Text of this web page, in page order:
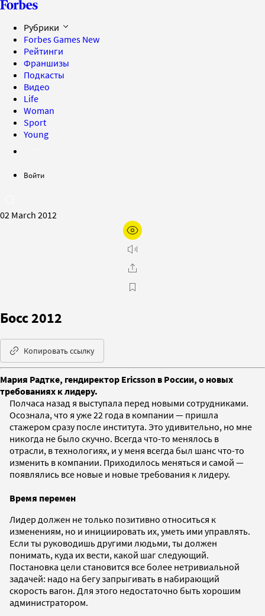
Рубрики
Forbes Games New
Рейтинги
Франшизы
Подкасты
Видео
Life
Woman
Sport
Young
Войти
02 March 2012
Босс 2012
Копировать ссылку
Мария Радтке, гендиректор Ericsson в России, о новых
требованиях к лидеру.
Полчаса назад я выступала перед новыми сотрудниками.
Осознала, что я уже 22 года в компании — пришла
стажером сразу после института. Это удивительно, но мне
никогда не было скучно. Всегда что-то менялось в
отрасли, в технологиях, и у меня всегда был шанс что-то
изменить в компании. Приходилось меняться и самой —
появлялись все новые и новые требования к лидеру.
Время перемен
Лидер должен не только позитивно относиться к
изменениям, но и инициировать их, уметь ими управлять.
Если ты руководишь другими людьми, ты должен
понимать, куда их вести, какой шаг следующий.
Постановка цели становится все более нетривиальной
задачей: надо на бегу запрыгивать в набирающий
скорость вагон. Для этого недостаточно быть хорошим
администратором.